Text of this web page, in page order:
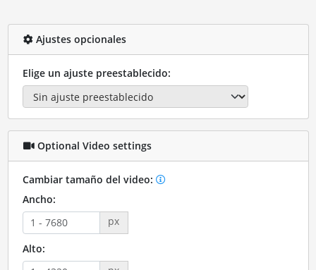
Ajustes opcionales
Elige un ajuste preestablecido:
Optional Video settings
Cambiar tamaño del video:
Ancho:
px
Alto: